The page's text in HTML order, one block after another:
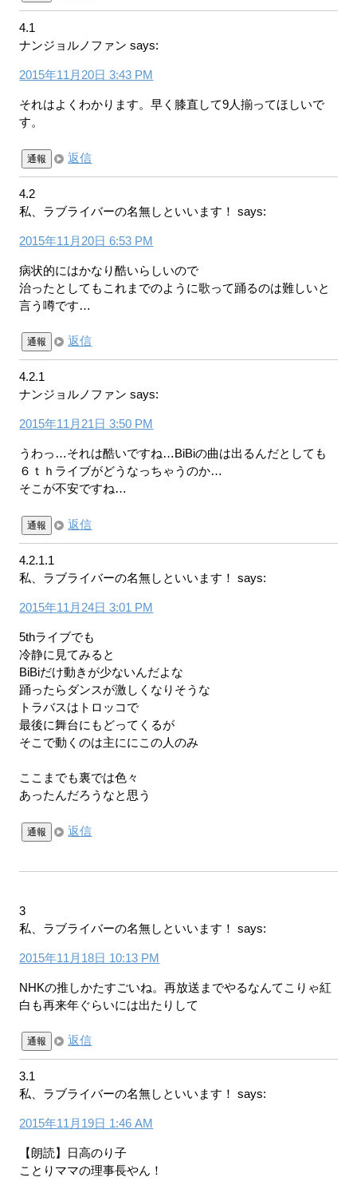
4.1
ナンジョルノファン says:
2015年11月20日 3:43 PM
それはよくわかります。早く膝直して9人揃ってほしいで
す。
通報 返信
4.2
私、ラブライバーの名無しといいます！
says:
2015年11月20日 6:53 PM
病状的にはかなり酷いらしいので
治ったとしてもこれまでのように歌って踊るのは難しいと
言う噂です…
通報 返信
4.2.1
ナンジョルノファン says:
2015年11月21日 3:50 PM
うわっ…それは酷いですね…BiBiの曲は出るんだとしても
６ｔｈライブがどうなっちゃうのか…
そこが不安ですね…
通報 返信
4.2.1.1
私、ラブライバーの名無しといいます！
says:
2015年11月24日 3:01 PM
5thライブでも
冷静に見てみると
BiBiだけ動きが少ないんだよな
踊ったらダンスが激しくなりそうな
トラバスはトロッコで
最後に舞台にもどってくるが
そこで動くのは主ににこの人のみ
ここまでも裏では色々
あったんだろうなと思う
通報 返信
3
私、ラブライバーの名無しといいます！
says:
2015年11月18日 10:13 PM
NHKの推しかたすごいね。再放送までやるなんてこりゃ紅
白も再来年ぐらいには出たりして
通報 返信
3.1
私、ラブライバーの名無しといいます！
says:
2015年11月19日 1:46 AM
【朗読】日高のり子
ことりママの理事長やん！